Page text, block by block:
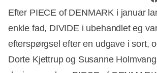
Efter PIECE of DENMARK i januar
enkle fad, DIVIDE i ubehandlet eg
efterspørgsel efter en udgave i sort,
Dorte Kjettrup og Susanne